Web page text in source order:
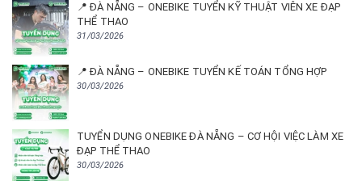
📍 ĐÀ NẴNG – ONEBIKE TUYỂN KỸ THUẬT VIÊN XE ĐẠP
THỂ THAO
31/03/2026
📍 ĐÀ NẴNG – ONEBIKE TUYỂN KẾ TOÁN TỔNG HỢP
30/03/2026
TUYỂN DỤNG ONEBIKE ĐÀ NẴNG – CƠ HỘI VIỆC LÀM XE
ĐẠP THỂ THAO
30/03/2026